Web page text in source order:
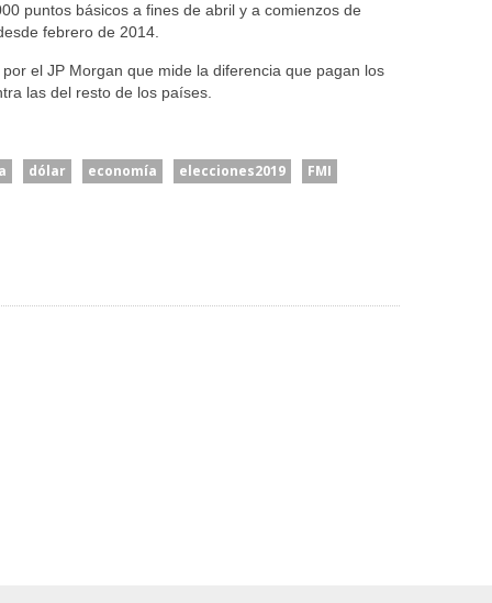
puntos básicos a fines de abril y a comienzos de
febrero de 2014.
el JP Morgan que mide la diferencia que pagan los
las del resto de los países.
dólar economía elecciones2019 FMI